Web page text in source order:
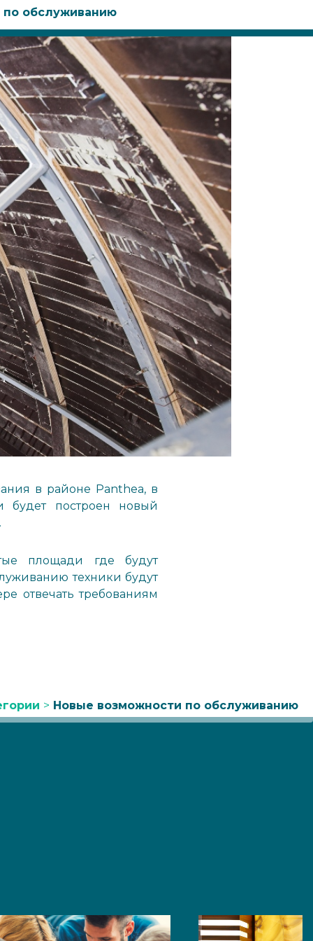
обслуживанию
в районе Panthea, в
построен новый
площади где будут
техники будут
отвечать требованиям
> Новые возможности по обслуживанию